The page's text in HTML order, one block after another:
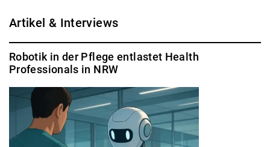
Artikel & Interviews
Robotik in der Pflege entlastet Health
Professionals in NRW